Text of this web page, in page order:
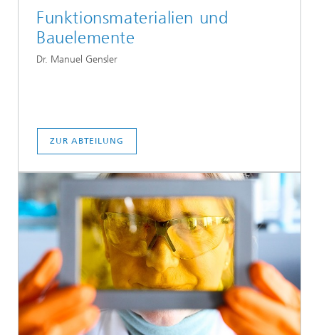
Funktionsmaterialien und
Bauelemente
Dr. Manuel Gensler
ZUR ABTEILUNG